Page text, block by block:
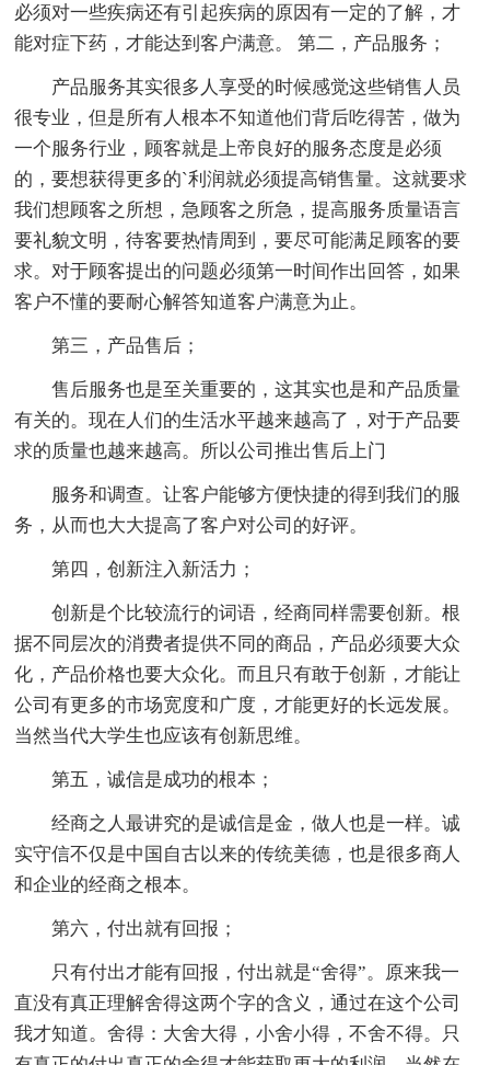
必须对一些疾病还有引起疾病的原因有一定的了解，才
能对症下药，才能达到客户满意。 第二，产品服务；
产品服务其实很多人享受的时候感觉这些销售人员
很专业，但是所有人根本不知道他们背后吃得苦，做为
一个服务行业，顾客就是上帝良好的服务态度是必须
的，要想获得更多的`利润就必须提高销售量。这就要求
我们想顾客之所想，急顾客之所急，提高服务质量语言
要礼貌文明，待客要热情周到，要尽可能满足顾客的要
求。对于顾客提出的问题必须第一时间作出回答，如果
客户不懂的要耐心解答知道客户满意为止。
第三，产品售后；
售后服务也是至关重要的，这其实也是和产品质量
有关的。现在人们的生活水平越来越高了，对于产品要
求的质量也越来越高。所以公司推出售后上门
服务和调查。让客户能够方便快捷的得到我们的服
务，从而也大大提高了客户对公司的好评。
第四，创新注入新活力；
创新是个比较流行的词语，经商同样需要创新。根
据不同层次的消费者提供不同的商品，产品必须要大众
化，产品价格也要大众化。而且只有敢于创新，才能让
公司有更多的市场宽度和广度，才能更好的长远发展。
当然当代大学生也应该有创新思维。
第五，诚信是成功的根本；
经商之人最讲究的是诚信是金，做人也是一样。诚
实守信不仅是中国自古以来的传统美德，也是很多商人
和企业的经商之根本。
第六，付出就有回报；
只有付出才能有回报，付出就是“舍得”。原来我一
直没有真正理解舍得这两个字的含义，通过在这个公司
我才知道。舍得：大舍大得，小舍小得，不舍不得。只